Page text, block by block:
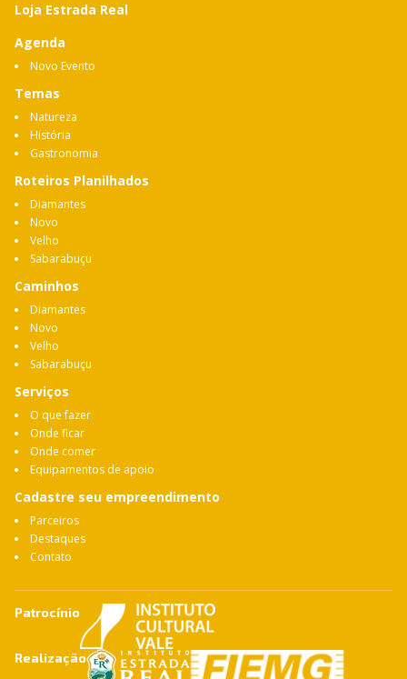
Loja Estrada Real
Agenda
Novo Evento
Temas
Natureza
História
Gastronomia
Roteiros Planilhados
Diamantes
Novo
Velho
Sabarabuçu
Caminhos
Diamantes
Novo
Velho
Sabarabuçu
Serviços
O que fazer
Onde ficar
Onde comer
Equipamentos de apoio
Cadastre seu empreendimento
Parceiros
Destaques
Contato
Patrocínio
Realização